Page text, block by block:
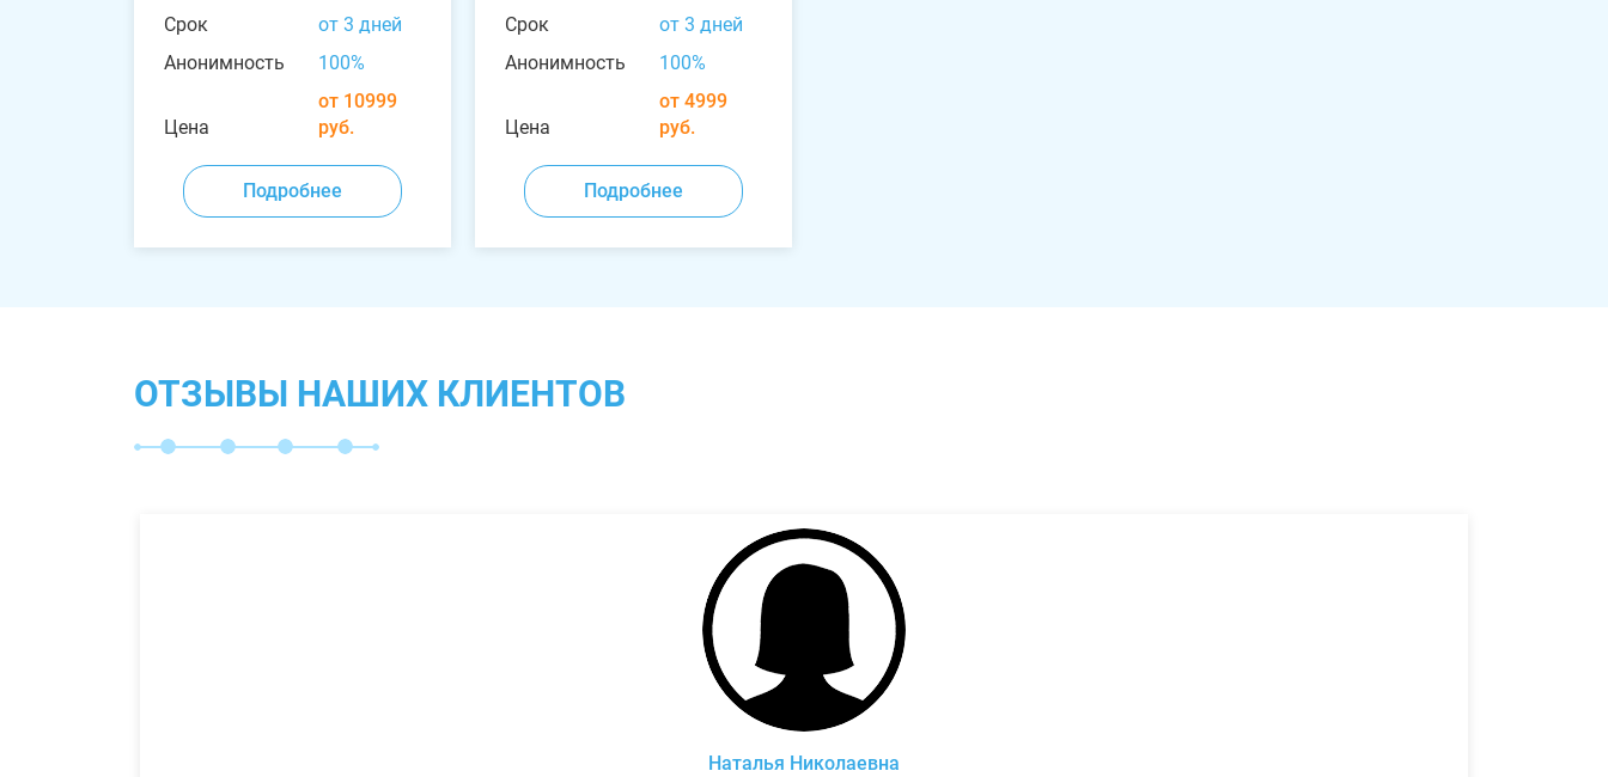
Срок
от 3 дней
Анонимность
100%
Цена
от 10999
руб.
Подробнее
Срок
от 3 дней
Анонимность
100%
Цена
от 4999
руб.
Подробнее
ОТЗЫВЫ НАШИХ КЛИЕНТОВ
Наталья Николаевна